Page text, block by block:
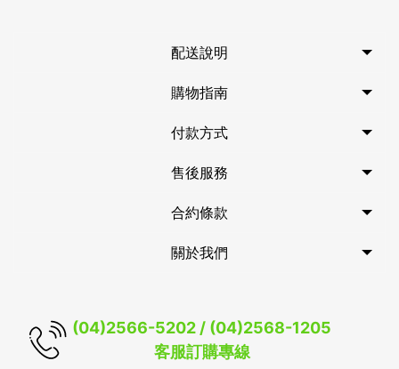
配送說明
購物指南
付款方式
售後服務
合約條款
關於我們
(04)2566-5202 / (04)2568-1205
客服訂購專線